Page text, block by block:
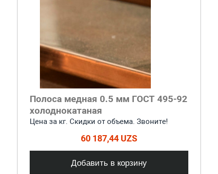
Полоса медная 0.5 мм ГОСТ 495-92
холоднокатаная
Цена за кг. Скидки от объема. Звоните!
60 187,44 UZS
Добавить в корзину